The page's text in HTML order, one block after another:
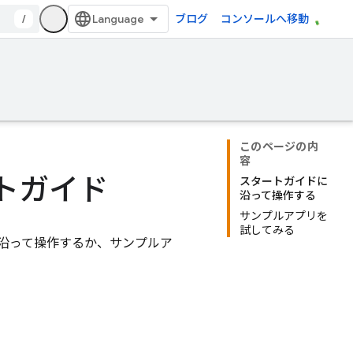
/ ブログ コンソールへ移動
このページの内
容
スタートガイドに
沿って操作する
サンプルアプリを
試してみる
ガイド
って操作するか、サンプルア